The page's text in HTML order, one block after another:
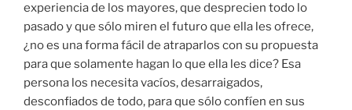
experiencia de los mayores, que desprecien todo lo
pasado y que sólo miren el futuro que ella les ofrece,
¿no es una forma fácil de atraparlos con su propuesta
para que solamente hagan lo que ella les dice? Esa
persona los necesita vacíos, desarraigados,
desconfiados de todo, para que sólo confíen en sus